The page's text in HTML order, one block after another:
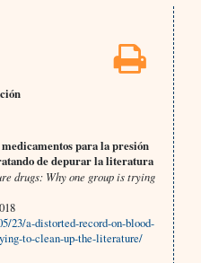
para la presión
de depurar la literatura
drugs: Why one group is trying
23/a-distorted-record-on-blood-
to-clean-up-the-literature/